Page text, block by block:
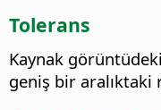
Tolerans
Kaynak
geniş bir